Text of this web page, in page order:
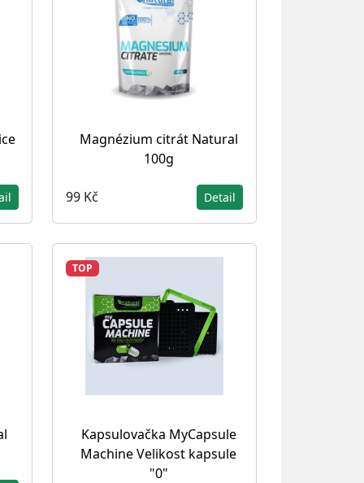
Magnézium citrát Natural
100g
99 Kč Detail
TOP
Kapsulovačka MyCapsule
Machine Velikost kapsule
"0"